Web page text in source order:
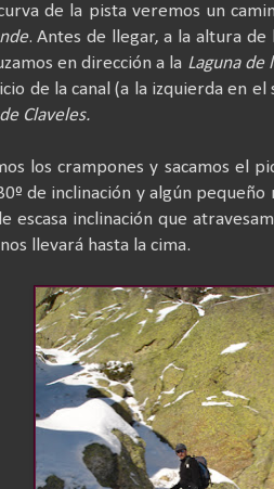
de la pista veremos un
. Antes de llegar, a la altura
en dirección a la Laguna de
de la canal (a la izquierda en
Claveles.
los crampones y sacamos el
de inclinación y algún
escasa inclinación que
llevará hasta la cima.